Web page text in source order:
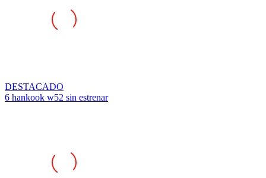
6 hankook w52 sin estrenar